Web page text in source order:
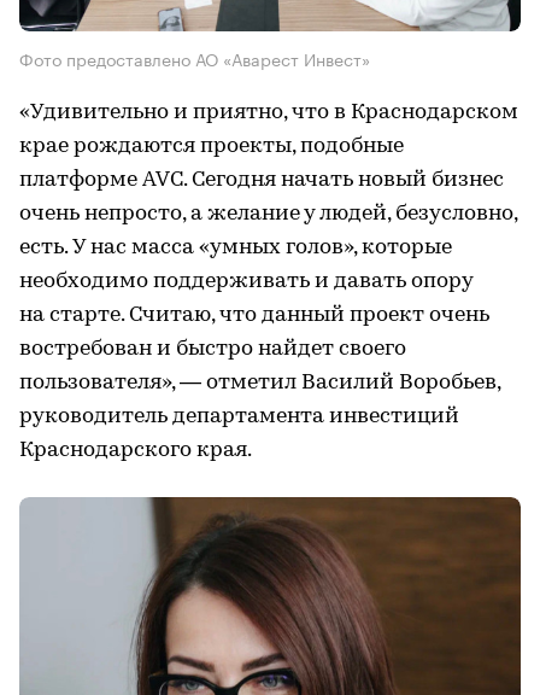
Фото предоставлено АО «Аварест Инвест»
«Удивительно и приятно, что в Краснодарском
крае рождаются проекты, подобные
платформе AVC. Сегодня начать новый бизнес
очень непросто, а желание у людей, безусловно,
есть. У нас масса «умных голов», которые
необходимо поддерживать и давать опору
на старте. Считаю, что данный проект очень
востребован и быстро найдет своего
пользователя», — отметил Василий Воробьев,
руководитель департамента инвестиций
Краснодарского края.